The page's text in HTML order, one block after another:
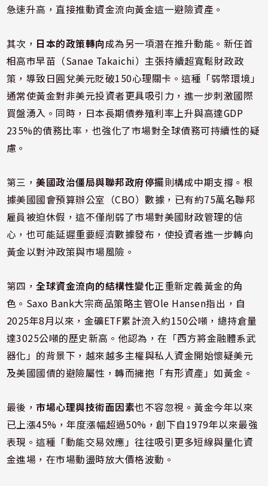
急速升高，直接推動資金流向黃金這一避險資產。
其次， 日本的政策轉向成為另一項潛在推升動能。新任首
相高市早苗（Sanae Takaichi）主張持續超寬鬆財政政
策，導致日圓兌美元貶破150心理關卡。這種「弱幣環境」
通常使黃金對非美元投資者更具吸引力，進一步刺激國際
買盤湧入。同時，日本長期債券殖利率上升與高達GDP
235%的債務比率，也強化了市場對全球債務可持續性的疑
慮。
第三，美國政治僵局與聯邦政府停擺則構成中期支撐。根
據美國國會預算辦公室（CBO）數據，已有約75萬名聯邦
雇員被迫休假，這不僅削弱了市場對美國財政管理的信
心，也可能延遲重要經濟數據發布，使投資者進一步轉向
黃金以對沖政策與市場風險。
第四，全球資金流向的結構性變化正重新定義黃金的角
色。Saxo Bank大宗商品策略主管Ole Hansen指出，自
2025年8月以來，金礦ETF累計流入約150公噸，總持倉量
達3025公噸的歷史新高。他認為，在「西方將金融體系武
器化」的背景下，越來越多主權與私人資金開始懷疑美元
及美國國債的避險屬性，轉而擁抱「有形資產」如黃金。
最後，市場心理與技術面因素也不容忽視。黃金今年以來
已上漲45%，年度漲幅超過50%，創下自1979年以來最強
表現。這種「動能交易效應」往往吸引更多短線與量化資
金進場，在市場動盪時放大價格波動。